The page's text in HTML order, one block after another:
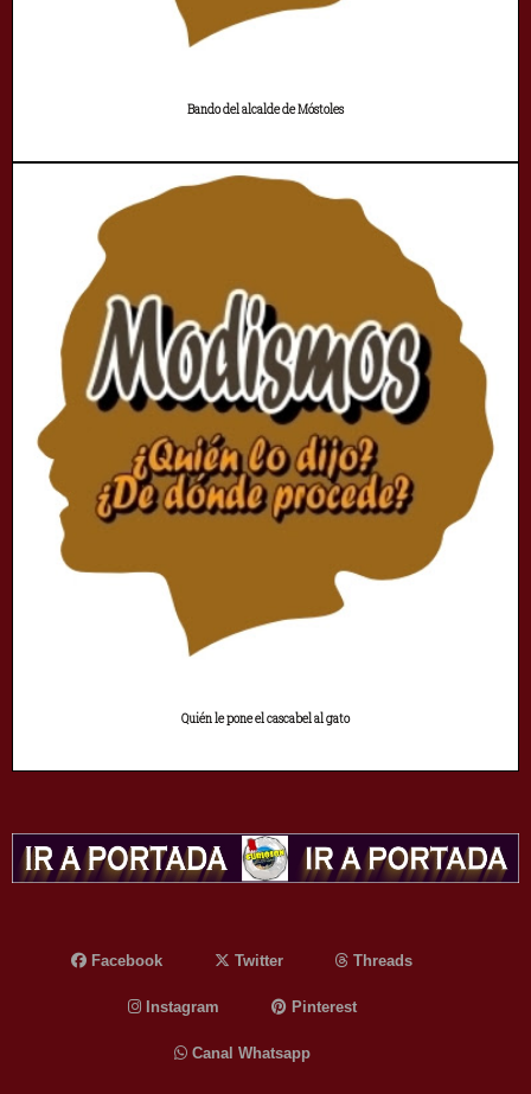
Bando del alcalde de Móstoles
Quién le pone el cascabel al gato
Facebook Twitter Threads
Instagram Pinterest
Canal Whatsapp